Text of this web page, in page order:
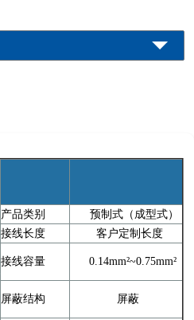
产品类别
预制式（成型式）
接线长度
客户定制长度
接线容量 0.14mm²~0.75mm²
屏蔽结构 屏蔽